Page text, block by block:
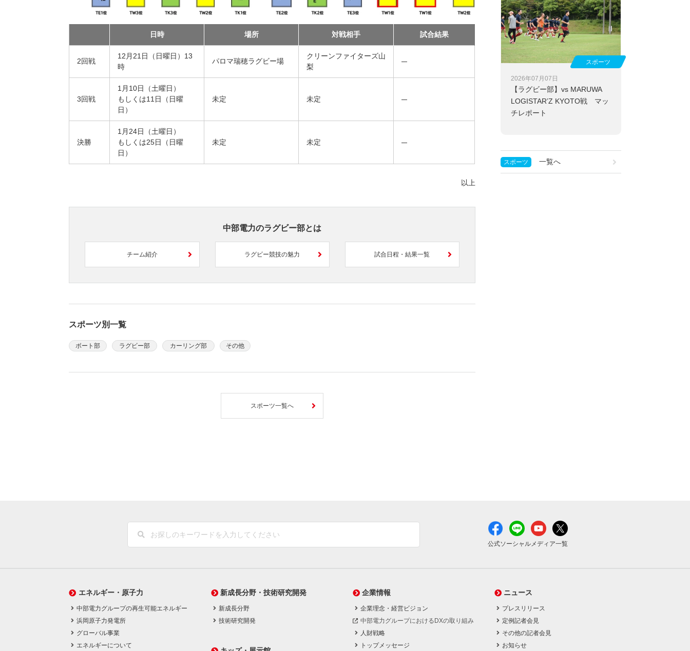
日時 場所 対戦相手 試合結果
2回戦
12月21日（日曜日）13
時
パロマ瑞穂ラグビー場
クリーンファイターズ山
梨
3回戦
1月10日（土曜日）
もしくは11日（日曜
日）
未定 未定
決勝
1月24日（土曜日）
もしくは25日（日曜
日）
未定 未定
以上
中部電力のラグビー部とは
チーム紹介 ラグビー競技の魅力 試合日程・結果一覧
スポーツ別一覧
ボート部 ラグビー部 カーリング部 その他
スポーツ一覧へ
2026年07月07日
【ラグビー部】vs MARUWA
LOGISTAR’Z KYOTO戦 マッ
チレポート
スポーツ
スポーツ 一覧へ
公式ソーシャルメディア一覧
エネルギー・原子力
中部電力グループの再生可能エネルギー
浜岡原子力発電所
グローバル事業
エネルギーについて
新成長分野・技術研究開発
新成長分野
技術研究開発
企業情報
企業理念・経営ビジョン
中部電力グループにおけるDXの取り組み
人財戦略
トップメッセージ
ニュース
プレスリリース
定例記者会見
その他の記者会見
お知らせ